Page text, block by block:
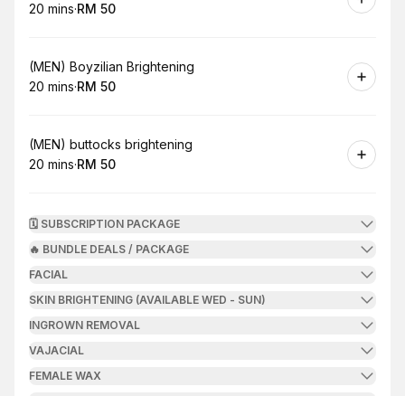
.Duration
20 mins·
.Price
RM 50
Book
(MEN) Boyzilian Brightening
.Duration
20 mins·
.Price
RM 50
Book
(MEN) buttocks brightening
.Duration
20 mins·
.Price
RM 50
🗓️ SUBSCRIPTION PACKAGE
🔥 BUNDLE DEALS / PACKAGE
FACIAL
SKIN BRIGHTENING (AVAILABLE WED - SUN)
INGROWN REMOVAL
VAJACIAL
FEMALE WAX